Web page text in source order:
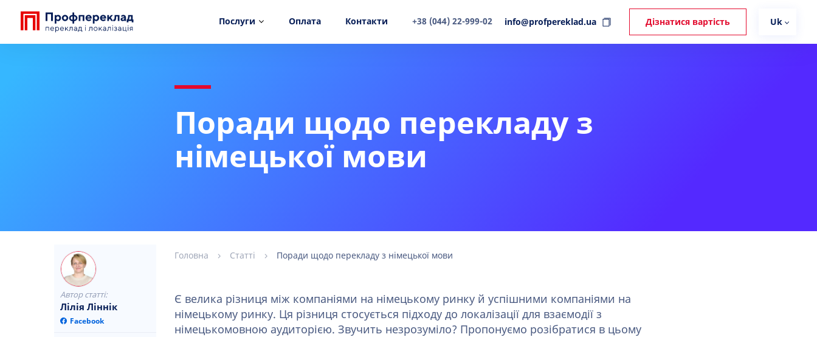
Послуги Оплата Контакти +38 (044) 22-999-02 info@profpereklad.ua Дізнатися вартість Uk
Поради щодо перекладу з
німецької мови
Головна Статті Поради щодо перекладу з німецької мови
Є велика різниця між компаніями на німецькому ринку й успішними компаніями на
німецькому ринку. Ця різниця стосується підходу до локалізації для взаємодії з
німецькомовною аудиторією. Звучить незрозуміло? Пропонуємо розібратися в цьому
Автор статті:
Лілія Ліннік
Facebook